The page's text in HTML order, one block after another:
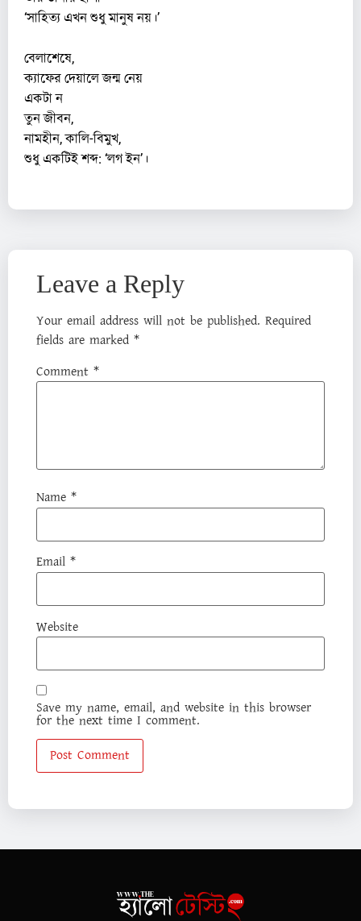
‘সাহিত্য এখন শুধু মানুষ নয়।’
বেলাশেষে,
ক্যাফের দেয়ালে জন্ম নেয়
একটা ন
তুন জীবন,
নামহীন, কালি-বিমুখ,
শুধু একটিই শব্দ: ‘লগ ইন’।
Leave a Reply
Your email address will not be published. Required
fields are marked *
Comment *
Name *
Email *
Website
Save my name, email, and website in this browser
for the next time I comment.